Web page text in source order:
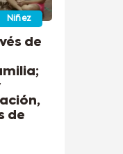
Niñez
de
de